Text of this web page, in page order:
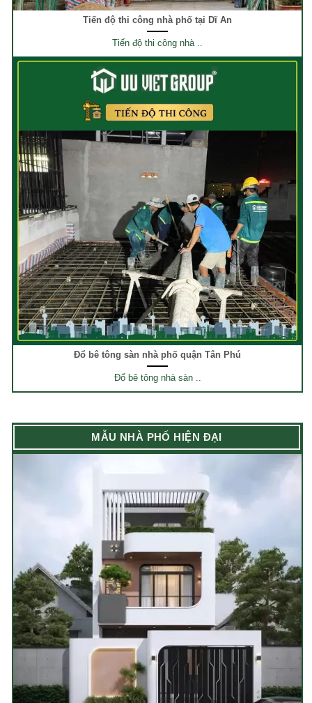
Tiến độ thi công nhà phố tại Dĩ An
Tiến độ thi công nhà ..
Đổ bê tông sàn nhà phố quận Tân Phú
Đổ bê tông nhà sàn ..
MẪU NHÀ PHỐ HIỆN ĐẠI